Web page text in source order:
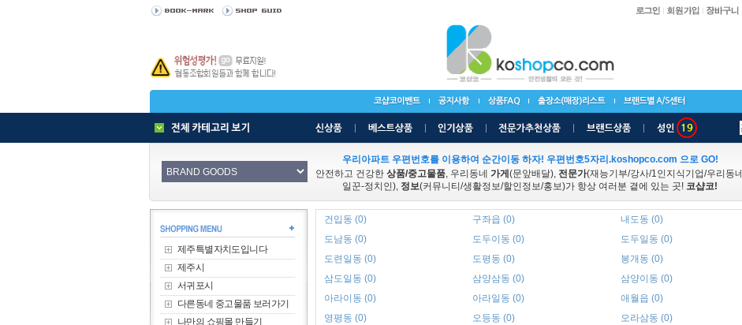
우리아파트 우편번호를 이용하여 순간이동 하자! 우편번호5자리.koshopco.com 으로 GO!
안전하고 건강한 상품/중고물품, 우리동네 가게 (문앞배달), 전문가(재능기부/강사/1인지식기업/우리동네
일꾼-정치인), 정보(커뮤니티/생활정보/할인정보/홍보)가 항상 여러분 곁에 있는 곳! 코샵코!
제주특별자치도입니다
제주시
서귀포시
다른동네 중고물품 보러가기
나만의 쇼핑몰 만들기
건입동 (0) 구좌읍 (0) 내도동 (0)
도남동 (0)
도두이동 (0) 도두일동 (0)
도련일동 (0)
도평동 (0) 봉개동 (0)
삼도일동 (0)
삼양삼동 (0) 삼양이동 (0)
아라이동 (0)
아라일동 (0) 애월읍 (0)
영평동 (0)
오등동 (0) 오라삼동 (0)